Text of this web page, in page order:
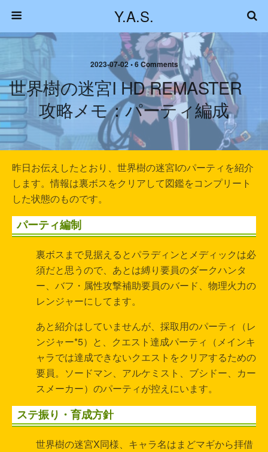
Y.A.S.
2023-07-02 • 6 Comments
世界樹の迷宮I HD REMASTER
攻略メモ：パーティ編成
昨日お伝えしたとおり、世界樹の迷宮Iのパーティを紹介
します。情報は裏ボスをクリアして図鑑をコンプリート
した状態のものです。
パーティ編制
裏ボスまで見据えるとパラディンとメディックは必
須だと思うので、あとは縛り要員のダークハンタ
ー、バフ・属性攻撃補助要員のバード、物理火力の
レンジャーにしてます。
あと紹介はしていませんが、採取用のパーティ（レ
ンジャー*5）と、クエスト達成パーティ（メインキ
ャラでは達成できないクエストをクリアするための
要員。ソードマン、アルケミスト、ブシドー、カー
スメーカー）のパーティが控えにいます。
ステ振り・育成方針
世界樹の迷宮X同様、キャラ名はまどマギから拝借